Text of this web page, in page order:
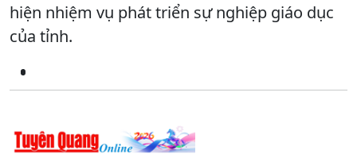
hiện nhiệm vụ phát triển sự nghiệp giáo dục
của tỉnh.